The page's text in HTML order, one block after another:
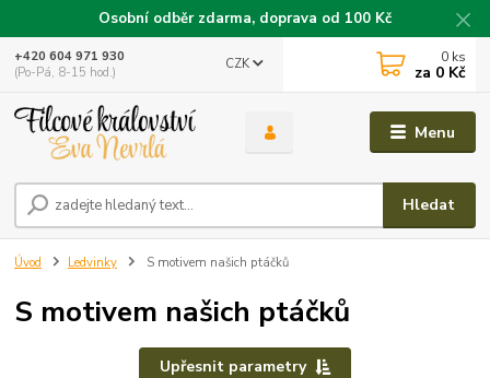
Osobní odběr zdarma, doprava od 100 Kč
Menu
CZK
Hledat
+420 604 971 930
(Po-Pá, 8-15 hod.)
0 ks
za 0 Kč
Úvod Ledvinky S motivem našich ptáčků
S motivem našich ptáčků
Upřesnit parametry